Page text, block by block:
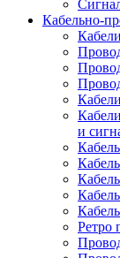
Кабельно-
и
Ретро